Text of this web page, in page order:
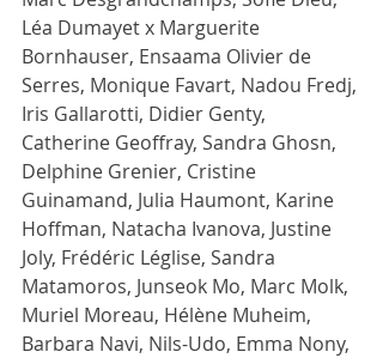
Léa Dumayet x Marguerite
Bornhauser, Ensaama Olivier de
Serres, Monique Favart, Nadou Fredj,
Iris Gallarotti, Didier Genty,
Catherine Geoffray, Sandra Ghosn,
Delphine Grenier, Cristine
Guinamand, Julia Haumont, Karine
Hoffman, Natacha Ivanova, Justine
Joly, Frédéric Léglise, Sandra
Matamoros, Junseok Mo, Marc Molk,
Muriel Moreau, Hélène Muheim,
Barbara Navi, Nils-Udo, Emma Nony,